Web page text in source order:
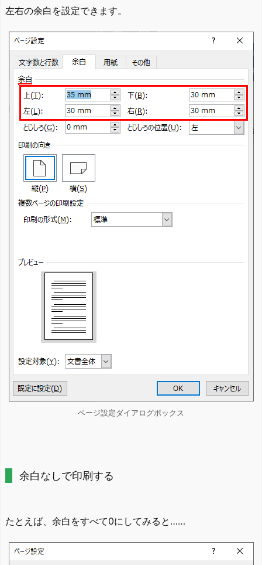
左右の余白を設定できます。
ページ設定ダイアログボックス
余白なしで印刷する
たとえば、余白をすべて0にしてみると……